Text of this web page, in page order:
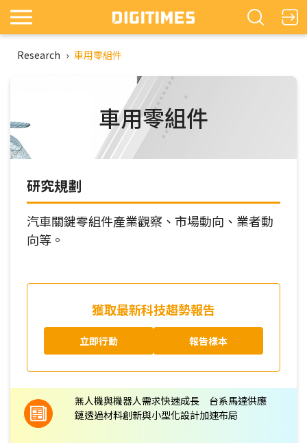
Research › 車用零組件
車用零組件
研究規劃
汽車關鍵零組件產業觀察、市場動向、業者動
向等。
獲取最新科技趨勢報告
立即行動 報告樣本
無人機與機器人需求快速成長 台系馬達供應
鏈透過材料創新與小型化設計加速布局